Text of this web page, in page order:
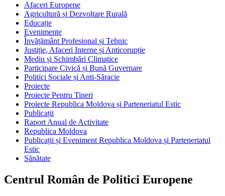
Afaceri Europene
Agricultură și Dezvoltare Rurală
Educație
Evenimente
Învățământ Profesional și Tehnic
Justiție, Afaceri Interne și Anticorupție
Mediu și Schimbări Climatice
Participare Civică și Bună Guvernare
Politici Sociale și Anti-Săracie
Proiecte
Proiecte Pentru Tineri
Proiecte Republica Moldova și Parteneriatul Estic
Publicații
Raport Anual de Activitate
Republica Moldova
Publicații și Eveniment Republica Moldova și Parteneriatul
Estic
Sănătate
Centrul Român de Politici Europene